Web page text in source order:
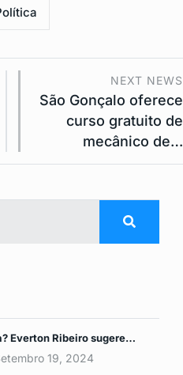
NEXT NEWS
São Gonçalo oferece
curso gratuito de
mecânico de…
Everton Ribeiro sugere…
19, 2024